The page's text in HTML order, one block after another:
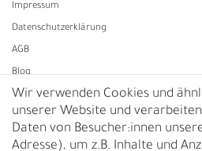
Impressum
Daten­schutz­erklärung
AGB
Blog
Vertrag widerrufen
UNTERNEHMEN
Wir verwenden Cookies und
unserer Website und
Daten von Besucher:innen
Adresse), um z.B. Inhalte und